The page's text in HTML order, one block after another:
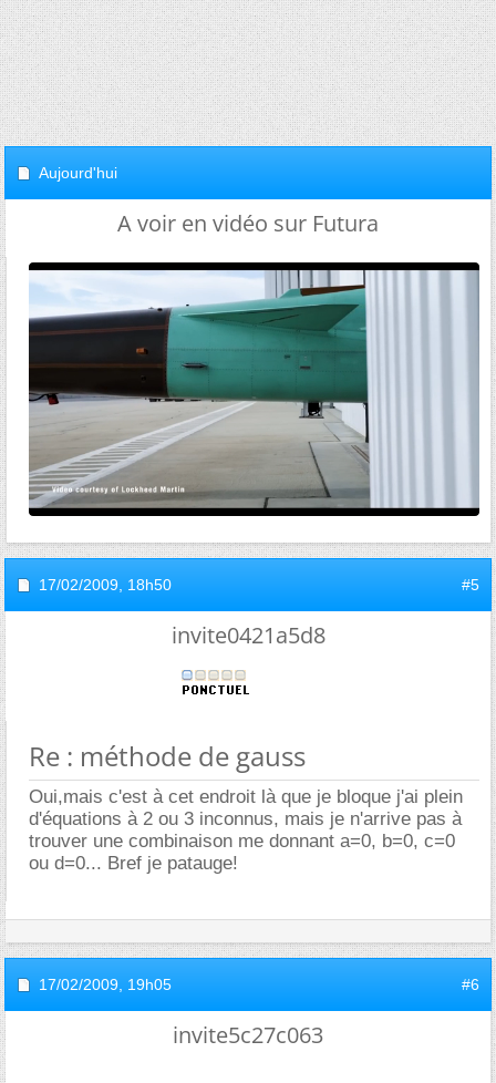
Aujourd'hui
A voir en vidéo sur Futura
17/02/2009, 18h50 #5
invite0421a5d8
Re : méthode de gauss
Oui,mais c'est à cet endroit là que je bloque j'ai plein
d'équations à 2 ou 3 inconnus, mais je n'arrive pas à
trouver une combinaison me donnant a=0, b=0, c=0
ou d=0... Bref je patauge!
17/02/2009, 19h05 #6
invite5c27c063